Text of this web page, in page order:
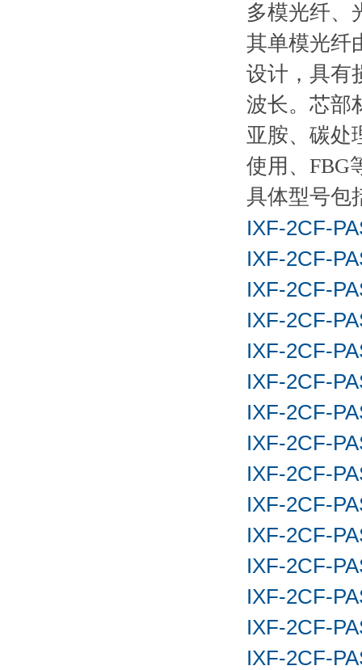
多模光纤、
其单模光纤
设计，具有
波长。芯部
亚胺、碳处
使用、 FBG
具体型号包
IXF-2CF-
IXF-2CF-
IXF-2CF-
IXF-2CF-
IXF-2CF-
IXF-2CF-
IXF-2CF-
IXF-2CF-
IXF-2CF-
IXF-2CF-
IXF-2CF-
IXF-2CF-
IXF-2CF-
IXF-2CF-
IXF-2CF-